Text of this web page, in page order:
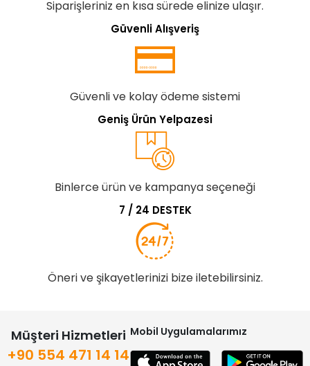
Siparişleriniz en kısa sürede elinize ulaşır.
Güvenli Alışveriş
Güvenli ve kolay ödeme sistemi
Geniş Ürün Yelpazesi
Binlerce ürün ve kampanya seçeneği
7 / 24 DESTEK
Öneri ve şikayetlerinizi bize iletebilirsiniz.
Müşteri Hizmetleri
+90 554 471 14 14
Mobil Uygulamalarımız